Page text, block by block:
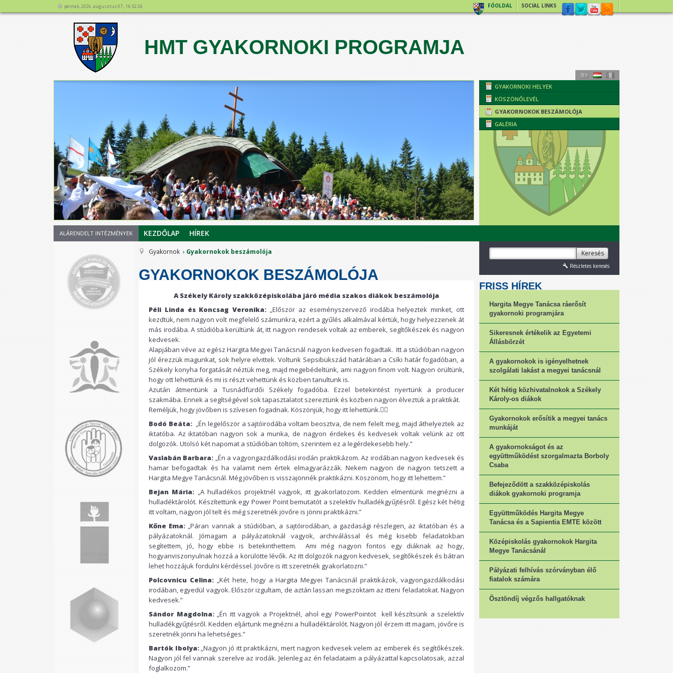
péntek, 2026. augusztus 07., 16:52:26 FŐOLDAL SOCIAL LINKS
HMT GYAKORNOKI PROGRAMJA
1234567
GYAKORNOKI HELYEK
KÖSZÖNŐLEVÉL
GYAKORNOKOK BESZÁMOLÓJA
GALÉRIA
ALÁRENDELT INTÉZMÉNYEK KEZDŐLAP HÍREK
Gyakornok Gyakornokok beszámolója
GYAKORNOKOK BESZÁMOLÓJA
A Székely Károly szakközépiskolába járó média szakos diákok beszámolója
Péli Linda és Koncsag Veronika: „Először az eseményszervező irodába helyeztek minket, ott
kezdtük, nem nagyon volt megfelelő számunkra, ezért a gyűlés alkalmával kértük, hogy helyezzenek át
más irodába. A stúdióba kerültünk át, itt nagyon rendesek voltak az emberek, segítőkészek és nagyon
kedvesek.
Alapjában véve az egész Hargita Megyei Tanácsnál nagyon kedvesen fogadtak. Itt a stúdióban nagyon
jól érezzük magunkat, sok helyre elvittek. Voltunk Sepsibükszád határában a Csíki határ fogadóban, a
Székely konyha forgatását néztük meg, majd megebédeltünk, ami nagyon finom volt. Nagyon örültünk,
hogy ott lehettünk és mi is részt vehettünk és közben tanultunk is.
Azután átmentünk a Tusnádfürdői Székely fogadóba. Ezzel betekintést nyertünk a producer
szakmába. Ennek a segítségével sok tapasztalatot szereztünk és közben nagyon élveztük a praktikát.
Reméljük, hogy jövőben is szívesen fogadnak. Köszönjük, hogy itt lehettünk.
Bodó Beáta:„Én legelőször a sajtóirodába voltam beosztva, de nem felelt meg, majd áthelyeztek az
iktatóba. Az iktatóban nagyon sok a munka, de nagyon érdekes és kedvesek voltak velünk az ott
dolgozók. Utolsó két napomat a stúdióban töltöm, szerintem ez a legérdekesebb hely.”
Vaslabán Barbara: „Én a vagyongazdálkodási irodán praktikázom. Az irodában nagyon kedvesek és
hamar befogadtak és ha valamit nem értek elmagyarázzák. Nekem nagyon de nagyon tetszett a
Hargita Megye Tanácsnál. Még jövőben is visszajönnék praktikázni. Köszönöm, hogy itt lehettem.”
Bejan Mária: „A hulladékos projektnél vagyok, itt gyakorlatozom. Kedden elmentünk megnézni a
hulladéktárolót. Készítettünk egy Power Point bemutatót a szelektív hulladékgyűjtésről. Egész két hétig
itt voltam, nagyon jól telt és még szeretnék jövőre is jönni praktikázni.”
Kőne Ema: „Páran vannak a stúdióban, a sajtóirodában, a gazdasági részlegen, az iktatóban és a
pályázatoknál. Jómagam a pályázatoknál vagyok, archiválással és még kisebb feladatokban
segítettem, jó, hogy ebbe is betekinthettem. Ami még nagyon fontos egy diáknak az hogy,
hogyanviszonyulnak hozzá a körülötte lévők. Az itt dolgozók nagyon kedvesek, segítőkészek és bátran
lehet hozzájuk fordulni kérdéssel. Jövőre is itt szeretnék gyakorlatozni.”
Polcovnicu Celina:„Két hete, hogy a Hargita Megyei Tanácsnál praktikázok, vagyongazdálkodási
irodában, egyedül vagyok. Először izgultam, de aztán lassan megszoktam az itteni feladatokat. Nagyon
kedvesek.”
Sándor Magdolna:„Én itt vagyok a Projektnél, ahol egy PowerPointot kell készítsünk a szelektív
hulladékgyűjtésről. Kedden eljártunk megnézni a hulladéktárolót. Nagyon jól érzem itt magam, jövőre is
szeretnék jönni ha lehetséges.”
Bartók Ibolya:„Nagyon jó itt praktikázni, mert nagyon kedvesek velem az emberek és segítőkészek.
Nagyon jól fel vannak szerelve az irodák. Jelenleg az én feladataim a pályázattal kapcsolatosak, azzal
foglalkozom.”
Keresés
Részletes keresés
FRISS HÍREK
Hargita Megye Tanácsa ráerősít
gyakornoki programjára
Sikeresnek értékelik az Egyetemi
Állásbörzét
A gyakornokok is igényelhetnek
szolgálati lakást a megyei tanácsnál
Két hétig közhivatalnokok a Székely
Károly-os diákok
Gyakornokok erősítik a megyei tanács
munkáját
A gyakornokságot és az
együttműködést szorgalmazta Borboly
Csaba
Befejeződött a szakközépiskolás
diákok gyakornoki programja
Együttműködés Hargita Megye
Tanácsa és a Sapientia EMTE között
Középiskolás gyakornokok Hargita
Megye Tanácsánál
Pályázati felhívás szórványban élő
fiatalok számára
Ösztöndíj végzős hallgatóknak